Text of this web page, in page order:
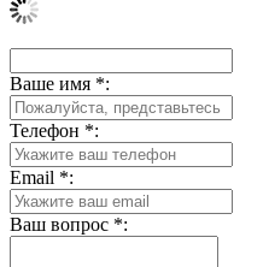
Ваше имя *:
Телефон *:
Email *:
Ваш вопрос *: